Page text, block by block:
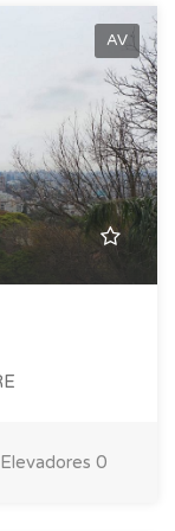
AV
Elevadores 0